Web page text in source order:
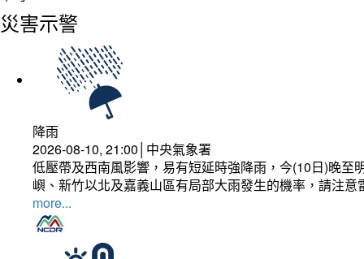
災害示警
降雨
2026-08-10, 21:00│中央氣象署
低壓帶及西南風影響，易有短延時強降雨，今(10日)晚
嶼、新竹以北及嘉義山區有局部大雨發生的機率，請注
more...